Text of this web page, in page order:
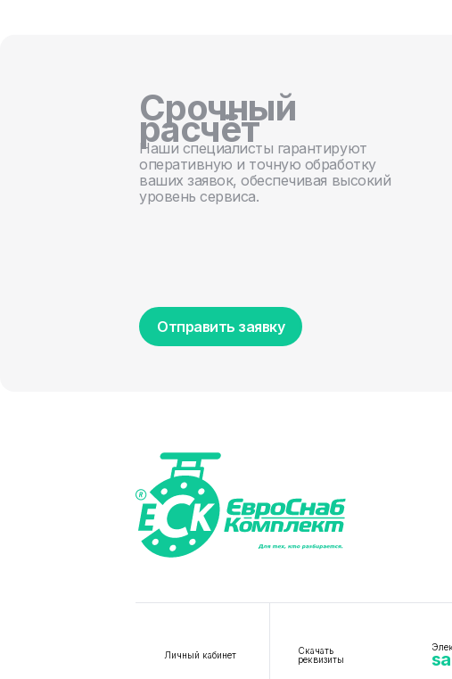
Срочный
расчёт
Наши специалисты гарантируют
оперативную и точную обработку
ваших заявок, обеспечивая высокий
уровень сервиса.
Отправить заявку
Личный кабинет
Скачать
реквизиты